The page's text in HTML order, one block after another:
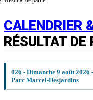
CALENDRIER
RÉSULTAT DE
026 - Dimanche 9 août 2026
Parc Marcel-Desjardins